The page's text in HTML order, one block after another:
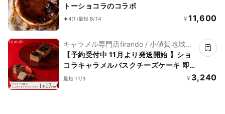
トーショコラのコラボ
4(1)最短 8/14 ¥ 11,600
キャラメル専門店firando / 小値賀地域ブ
ランド製作所株式会社
【予約受付中 11月より発送開始 】ショ
コラキャラメルバスクチーズケーキ 即
最短 11/3 ¥ 3,240